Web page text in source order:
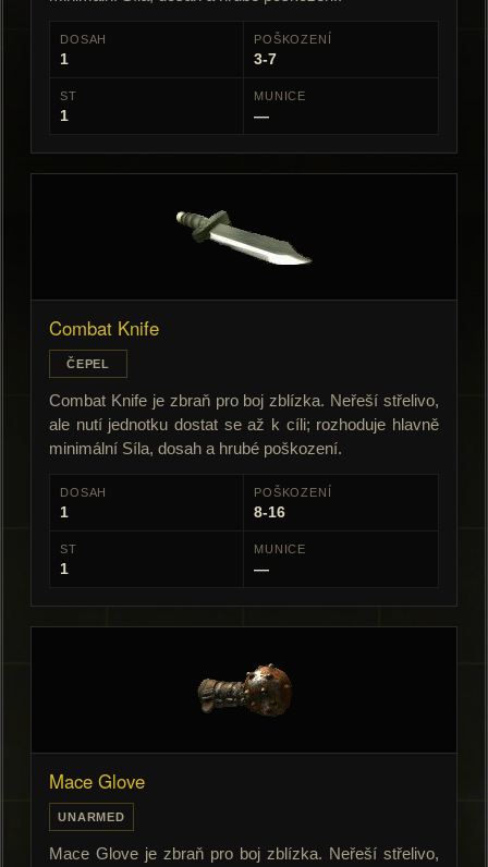
DOSAH
1
POŠKOZENÍ
3-7
ST
1
MUNICE
—
Combat Knife
ČEPEL
Combat Knife je zbraň pro boj zblízka. Neřeší střelivo,
ale nutí jednotku dostat se až k cíli; rozhoduje hlavně
minimální Síla, dosah a hrubé poškození.
DOSAH
1
POŠKOZENÍ
8-16
ST
1
MUNICE
—
Mace Glove
UNARMED
Mace Glove je zbraň pro boj zblízka. Neřeší střelivo,